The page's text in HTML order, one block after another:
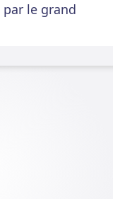
par le grand